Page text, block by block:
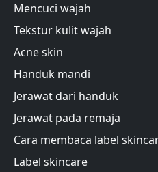
Mencuci wajah
Tekstur kulit wajah
Acne skin
Handuk mandi
Jerawat dari handuk
Jerawat pada remaja
Cara membaca label
Label skincare